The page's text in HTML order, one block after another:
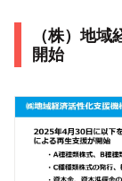
（株）地
開始